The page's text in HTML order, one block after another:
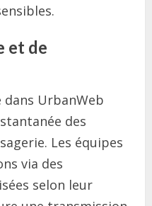
et de
UrbanWeb
des
Les équipes
via des
selon leur